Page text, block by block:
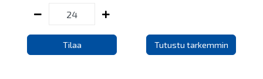
Tilaa Tutustu tarkemmin